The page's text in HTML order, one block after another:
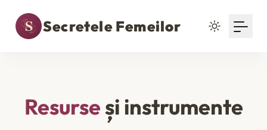
Secretele Femeilor
Resurseși instrumente